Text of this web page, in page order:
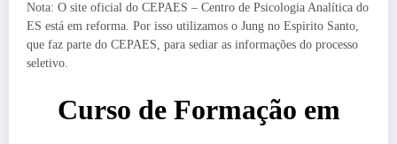
Nota: O site oficial do CEPAES – Centro de Psicologia Analítica do
ES está em reforma. Por isso utilizamos o Jung no Espirito Santo,
que faz parte do CEPAES, para sediar as informações do processo
seletivo.
Curso de Formação em